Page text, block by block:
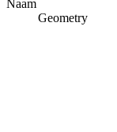
Naam
Geometry